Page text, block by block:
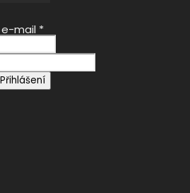
mail *
Přihlášení